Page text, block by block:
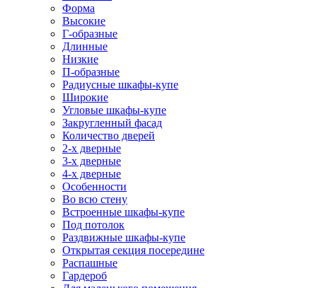
Форма
Высокие
Г-образные
Длинные
Низкие
П-образные
Радиусные шкафы-купе
Широкие
Угловые шкафы-купе
Закругленный фасад
Количество дверей
2-х дверные
3-х дверные
4-х дверные
Особенности
Во всю стену
Встроенные шкафы-купе
Под потолок
Раздвижные шкафы-купе
Открытая секция посередине
Распашные
Гардероб